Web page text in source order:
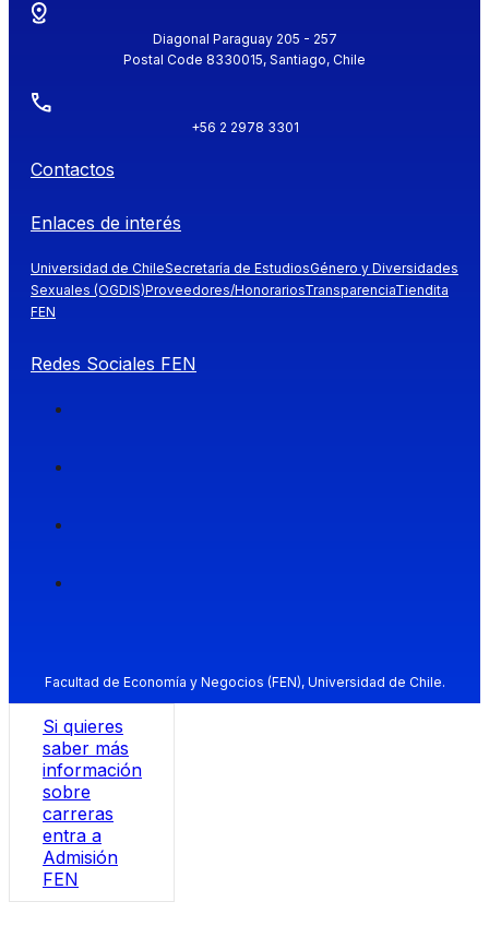
Diagonal Paraguay 205 - 257
Postal Code 8330015, Santiago, Chile
+56 2 2978 3301
Contactos
Enlaces de interés
Universidad de ChileSecretaría de EstudiosGénero y Diversidades
Sexuales (OGDIS)Proveedores/HonorariosTransparenciaTiendita
FEN
Redes Sociales FEN
Facultad de Economía y Negocios (FEN), Universidad de Chile.
Si quieres
saber más
información
sobre
carreras
entra a
Admisión
FEN